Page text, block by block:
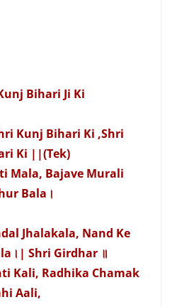
Bihari Ji Ki
Bihari Ki ,Shri
Ki ||(Tek)
Mala, Bajave Murali
Bala।
Jhalakala, Nand Ke
Shri Girdhar ॥
Kali, Radhika Chamak
Aali,